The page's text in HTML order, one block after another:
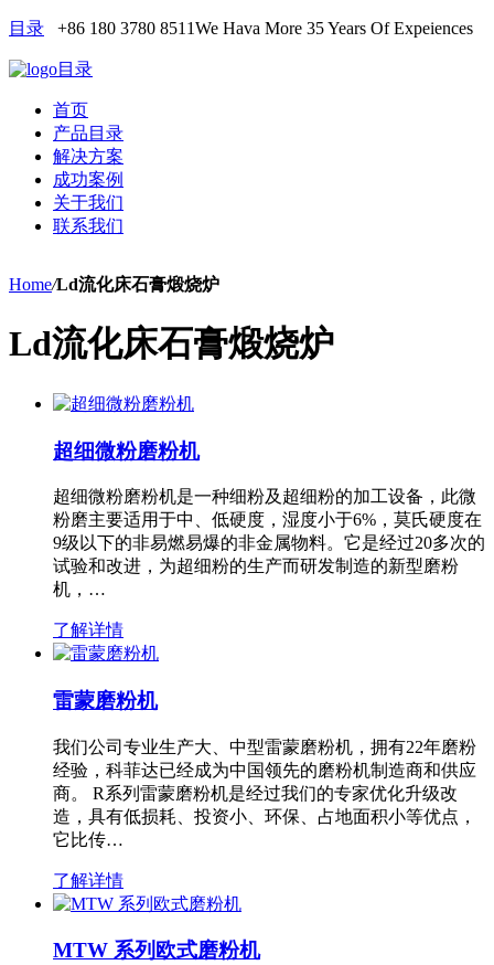
目录 +86 180 3780 8511We Hava More 35 Years Of Expeiences
目录
首页
产品目录
解决方案
成功案例
关于我们
联系我们
Home/Ld流化床石膏煅烧炉
Ld流化床石膏煅烧炉
超细微粉磨粉机
超细微粉磨粉机是一种细粉及超细粉的加工设备，此微
粉磨主要适用于中、低硬度，湿度小于6%，莫氏硬度在
9级以下的非易燃易爆的非金属物料。它是经过20多次的
试验和改进，为超细粉的生产而研发制造的新型磨粉
机，…
了解详情
雷蒙磨粉机
我们公司专业生产大、中型雷蒙磨粉机，拥有22年磨粉
经验，科菲达已经成为中国领先的磨粉机制造商和供应
商。 R系列雷蒙磨粉机是经过我们的专家优化升级改
造，具有低损耗、投资小、环保、占地面积小等优点，
它比传…
了解详情
MTW 系列欧式磨粉机